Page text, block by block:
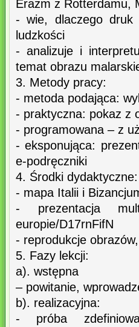
Erazm z Rotterdamu,
- wie, dlaczego druk
ludzkości
- analizuje i
temat obrazu
3. Metody pracy:
- metoda podająca:
- praktyczna: pokaz z
- programowana – z
- eksponująca:
e-podręczniki
4. Środki dydaktyczne:
- mapa Italii i
- prezentacja
europie/D17rnFifN
- reprodukcje
5. Fazy lekcji:
a). wstępna
– powitanie,
b). realizacyjna:
- próba